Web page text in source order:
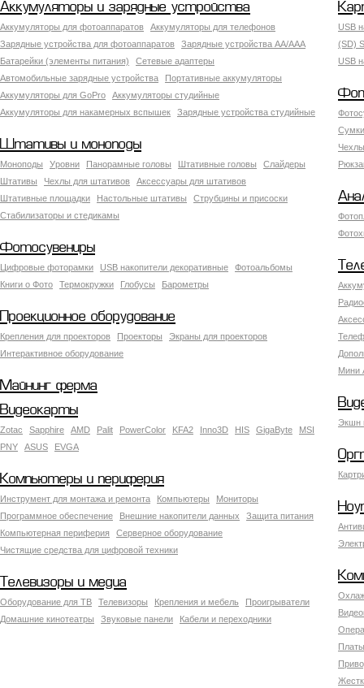
Аккумуляторы и зарядные устройства
Аккумуляторы для фотоаппаратов
Аккумуляторы для телефонов
Зарядные устройства для фотоаппаратов
Зарядные устройства AA/AAA
Батарейки (элементы питания)
Сетевые адаптеры
Автомобильные зарядные устройства
Портативные аккумуляторы
Аккумуляторы для GoPro
Аккумуляторы студийные
Аккумуляторы для накамерных вспышек
Зарядные устройства студийные
USB
(SD)
USB
Штативы и моноподы
Моноподы Уровни Панорамные головы Штативные головы
Слайдеры
Штативы
Чехлы для штативов
Аксессуары для штативов
Штативные площадки
Настольные штативы
Струбцины и присоски
Стабилизаторы и стедикамы
Фотосувениры
Цифровые фоторамки USB накопители декоративные
Фотоальбомы
Книги о Фото
Термокружки Глобусы Барометры
Мини
Проекционное оборудование
Крепления для проекторов Проекторы
Экраны для проекторов
Интерактивное оборудование
Майнинг ферма
Экшн
Видеокарты
Zotac Sapphire AMD Palit PowerColor KFA2 Inno3D HIS GigaByte
MSI
PNY
ASUS EVGA
Компьютеры и периферия
Инструмент для монтажа и ремонта Компьютеры
Мониторы
Программное обеспечение
Внешние накопители данных
Защита питания
Компьютерная периферия
Серверное оборудование
Чистящие средства для цифровой техники
Телевизоры и медиа
Оборудование для ТВ Телевизоры Крепления и мебель
Проигрыватели
Домашние кинотеатры
Звуковые панели Кабели и переходники